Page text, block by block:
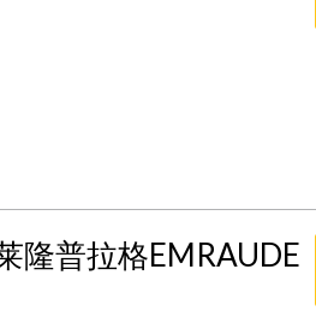
隆普拉格EMRAUDE